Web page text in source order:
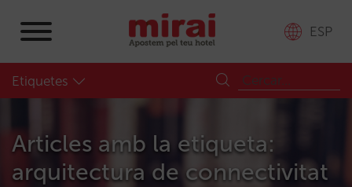
ESP
Etiquetes
Articles amb la etiqueta:
arquitectura de connectivitat